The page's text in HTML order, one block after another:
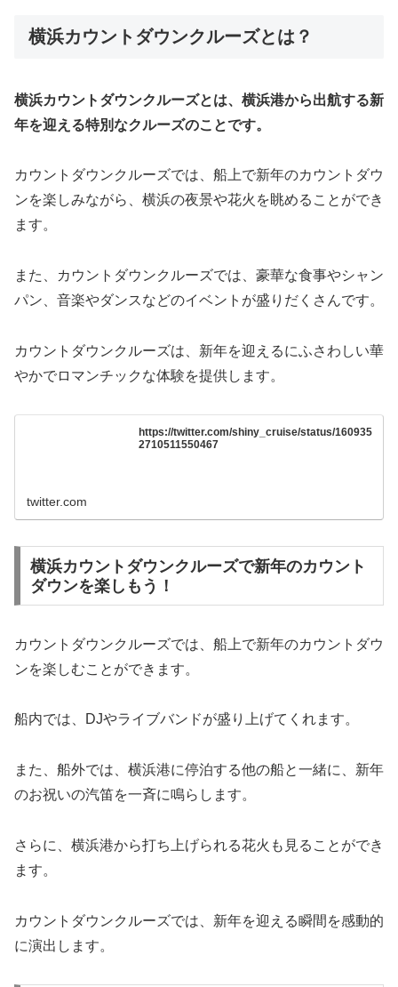
横浜カウントダウンクルーズとは？
横浜カウントダウンクルーズとは、横浜港から出航する新
年を迎える特別なクルーズのことです。
カウントダウンクルーズでは、船上で新年のカウントダウ
ンを楽しみながら、横浜の夜景や花火を眺めることができ
ます。
また、カウントダウンクルーズでは、豪華な食事やシャン
パン、音楽やダンスなどのイベントが盛りだくさんです。
カウントダウンクルーズは、新年を迎えるにふさわしい華
やかでロマンチックな体験を提供します。
https://twitter.com/shiny_cruise/status/160935
2710511550467
twitter.com
横浜カウントダウンクルーズで新年のカウント
ダウンを楽しもう！
カウントダウンクルーズでは、船上で新年のカウントダウ
ンを楽しむことができます。
船内では、DJやライブバンドが盛り上げてくれます。
また、船外では、横浜港に停泊する他の船と一緒に、新年
のお祝いの汽笛を一斉に鳴らします。
さらに、横浜港から打ち上げられる花火も見ることができ
ます。
カウントダウンクルーズでは、新年を迎える瞬間を感動的
に演出します。